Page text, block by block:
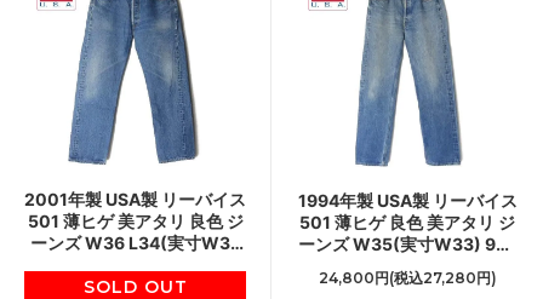
2001年製 USA製 リーバイス
501 薄ヒゲ 美アタリ 良色 ジ
ーンズ W36 L34(実寸W34
ビンテージ D152
SOLD OUT
1994年製 USA製 リーバイス
501 薄ヒゲ 良色 美アタリ ジ
ーンズ W35(実寸W33) 90s
アメリカ製 デニム ジーパン
ビンテージ D152
24,800円(税込27,280円)